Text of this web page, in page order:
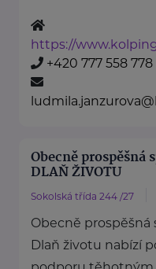
https://
+420 777 558 778
Obecně prospěšná
DLAŇ ŽIVOTU
Sokolská třída 244 /27
Obecně prospěšná
Dlaň životu nabízí